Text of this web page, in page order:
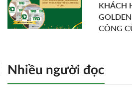
KHÁCH
CÔNG
Nhiều người đọc